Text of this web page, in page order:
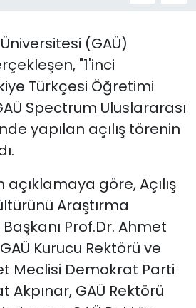
(GAÜ)
"1'inci
Türkçesi Öğretimi
Spectrum Uluslararası
yapılan açılış törenin
açıklamaya göre, Açılış
Araştırma
Prof.Dr. Ahmet
Kurucu Rektörü ve
Meclisi Demokrat Parti
Akpınar, GAÜ Rektörü